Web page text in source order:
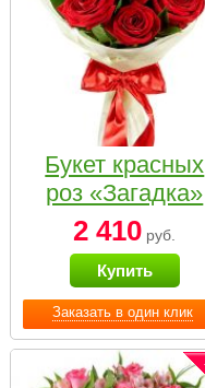
Заказать в один клик
Букет красных
роз «Загадка»
2 410 руб.
Купить